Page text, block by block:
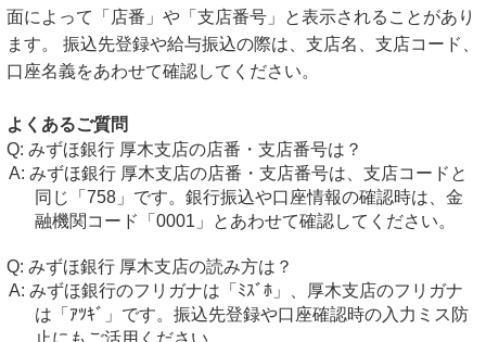
面によって「店番」や「支店番号」と表示されることがあり
ます。 振込先登録や給与振込の際は、支店名、支店コード、
口座名義をあわせて確認してください。
よくあるご質問
みずほ銀行 厚木支店の店番・支店番号は？
みずほ銀行 厚木支店の店番・支店番号は、支店コードと
同じ「758」です。銀行振込や口座情報の確認時は、金
融機関コード「0001」とあわせて確認してください。
みずほ銀行 厚木支店の読み方は？
みずほ銀行のフリガナは「ﾐｽﾞﾎ」、厚木支店のフリガナ
は「ｱﾂｷﾞ」です。振込先登録や口座確認時の入力ミス防
止にもご活用ください。